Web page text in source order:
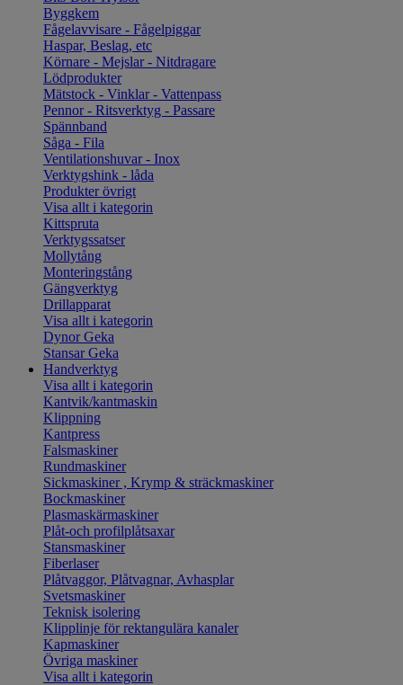
Byggkem
Fågelavvisare - Fågelpiggar
Haspar, Beslag, etc
Körnare - Mejslar - Nitdragare
Lödprodukter
Mätstock - Vinklar - Vattenpass
Pennor - Ritsverktyg - Passare
Spännband
Såga - Fila
Ventilationshuvar - Inox
Verktygshink - låda
Produkter övrigt
Visa allt i kategorin
Kittspruta
Verktygssatser
Mollytång
Monteringstång
Gängverktyg
Drillapparat
Visa allt i kategorin
Dynor Geka
Stansar Geka
Handverktyg
Visa allt i kategorin
Kantvik/kantmaskin
Klippning
Kantpress
Falsmaskiner
Rundmaskiner
Sickmaskiner , Krymp & sträckmaskiner
Bockmaskiner
Plasmaskärmaskiner
Plåt-och profilplåtsaxar
Stansmaskiner
Fiberlaser
Plåtvaggor, Plåtvagnar, Avhasplar
Svetsmaskiner
Teknisk isolering
Klipplinje för rektangulära kanaler
Kapmaskiner
Övriga maskiner
Visa allt i kategorin